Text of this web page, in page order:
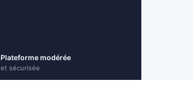
Plateforme modérée
et sécurisée